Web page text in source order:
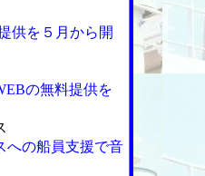
供を５月から開
の無料提供を
への船員支援で音